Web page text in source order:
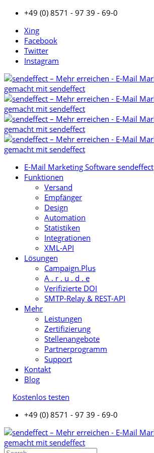
+49 (0) 8571 - 97 39 - 69-0
Xing
Facebook
Twitter
Instagram
E-Mail Marketing Software sendeffect
Funktionen
Versand
Empfänger
Design
Automation
Statistiken
Integrationen
XML-API
Lösungen
Campaign.Plus
A . r . u . d . e
Verifizierte DOI
SMTP-Relay & REST-API
Mehr
Leistungen
Zertifizierung
Stellenangebote
Partnerprogramm
Support
Kontakt
Blog
Kostenlos testen
+49 (0) 8571 - 97 39 - 69-0